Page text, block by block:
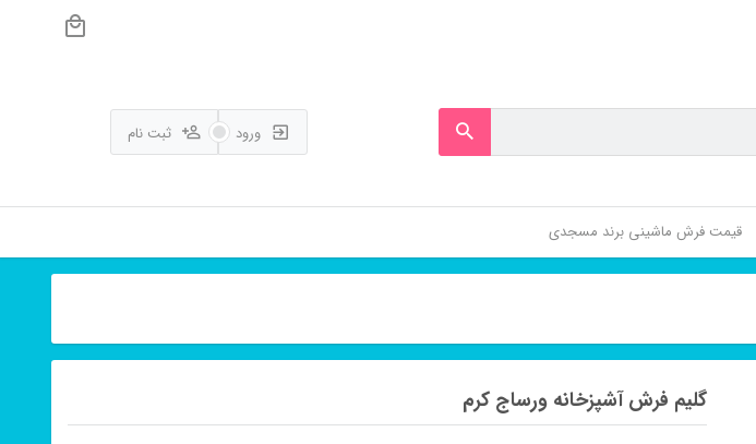
ورود ثبت نام
قیمت فرش ماشینی برند مسجدی
گلیم فرش آشپزخانه ورساج کرم